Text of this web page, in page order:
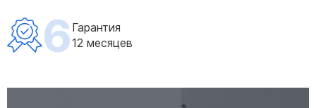
6 Гарантия
12 месяцев